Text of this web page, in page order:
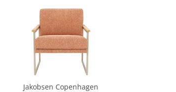
Jakobsen Copenhagen